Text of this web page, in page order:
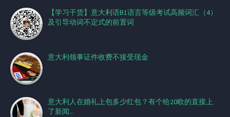
【学习干货】意大利语B1语言等级考试高频词汇（4）
及引导动词不定式的前置词
意大利领事证件收费不接受现金
意大利人在婚礼上包多少红包？有个给20欧的直接上
了新闻...